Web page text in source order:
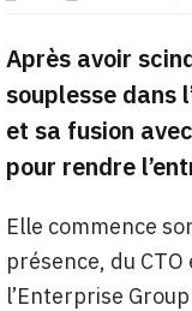
Après avoir
souplesse dans
et sa fusion
pour rendre
Elle commence
présence, du
l’Enterprise